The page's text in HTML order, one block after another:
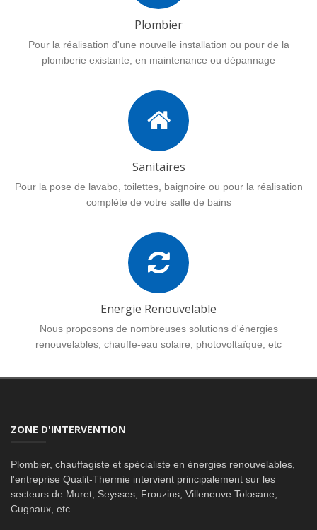
Plombier
Pour la réalisation d'une nouvelle installation ou pour de la
plomberie existante, en maintenance ou dépannage
Sanitaires
Pour la pose de lavabo, toilettes, baignoire ou pour la réalisation
complète de votre salle de bains
Energie Renouvelable
Nous proposons de nombreuses solutions d'énergies
renouvelables, chauffe-eau solaire, photovoltaïque, etc
ZONE D'INTERVENTION
Plombier, chauffagiste et spécialiste en énergies renouvelables,
l'entreprise Qualit-Thermie intervient principalement sur les
secteurs de Muret, Seysses, Frouzins, Villeneuve Tolosane,
Cugnaux, etc.